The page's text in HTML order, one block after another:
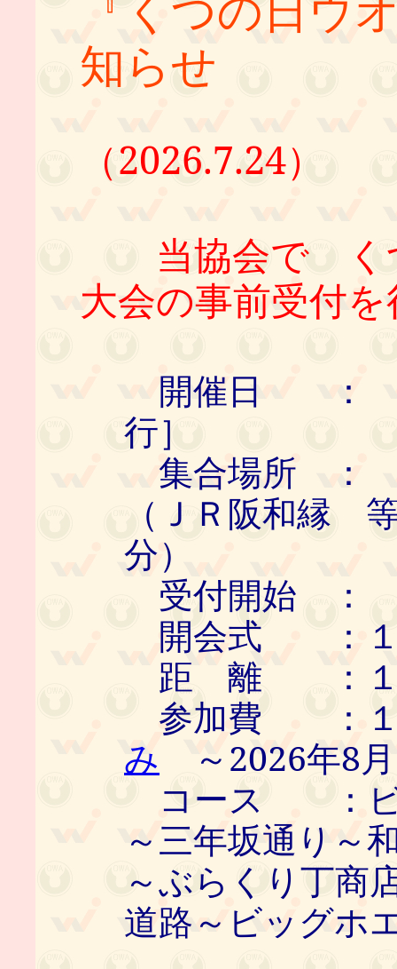
知らせ
（2026.7.24）
当協会で く
大会の事前受付
開催日 ： ９
行］
集合場所 ：
（ＪＲ阪和縁
分）
受付開始 ：
開会式 ：１
距 離 ：１
参加費 ：
み ～2026年8
コース ：ビ
～三年坂通り～
～ぶらくり丁商
道路～ビッグホ